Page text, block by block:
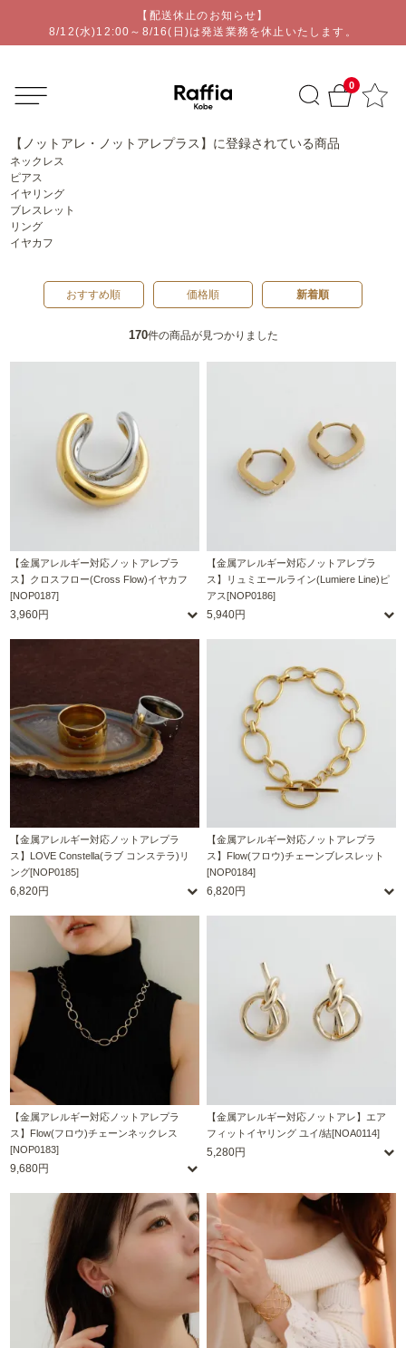
【配送休止のお知らせ】
8/12(水)12:00～8/16(日)は発送業務を休止いたします。
0
オリジナルアクセサリー通販ショップ | Raffia kobe
【ノットアレ・ノットアレプラス】 に登録されている商品
ネックレス
ピアス
イヤリング
ブレスレット
リング
イヤカフ
おすすめ順 価格順 新着順
170件の商品が見つかりました
【金属アレルギー対応ノットアレプラ
ス】クロスフロー(Cross Flow)イヤカフ
[NOP0187]
3,960円
【金属アレルギー対応ノットアレプラ
ス】リュミエールライン(Lumiere Line)ピ
アス[NOP0186]
5,940円
【金属アレルギー対応ノットアレプラ
ス】LOVE Constella(ラブ コンステラ)リ
ング[NOP0185]
6,820円
【金属アレルギー対応ノットアレプラ
ス】Flow(フロウ)チェーンブレスレット
[NOP0184]
6,820円
【金属アレルギー対応ノットアレプラ
ス】Flow(フロウ)チェーンネックレス
[NOP0183]
9,680円
【金属アレルギー対応ノットアレ】エア
フィットイヤリング ユイ/結[NOA0114]
5,280円